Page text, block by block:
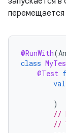
перемещается
@RunWith(
class
@Test
val
)
//
//